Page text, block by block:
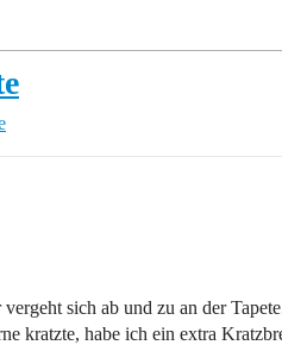
sich ab und zu an der
kratzte, habe ich ein extra